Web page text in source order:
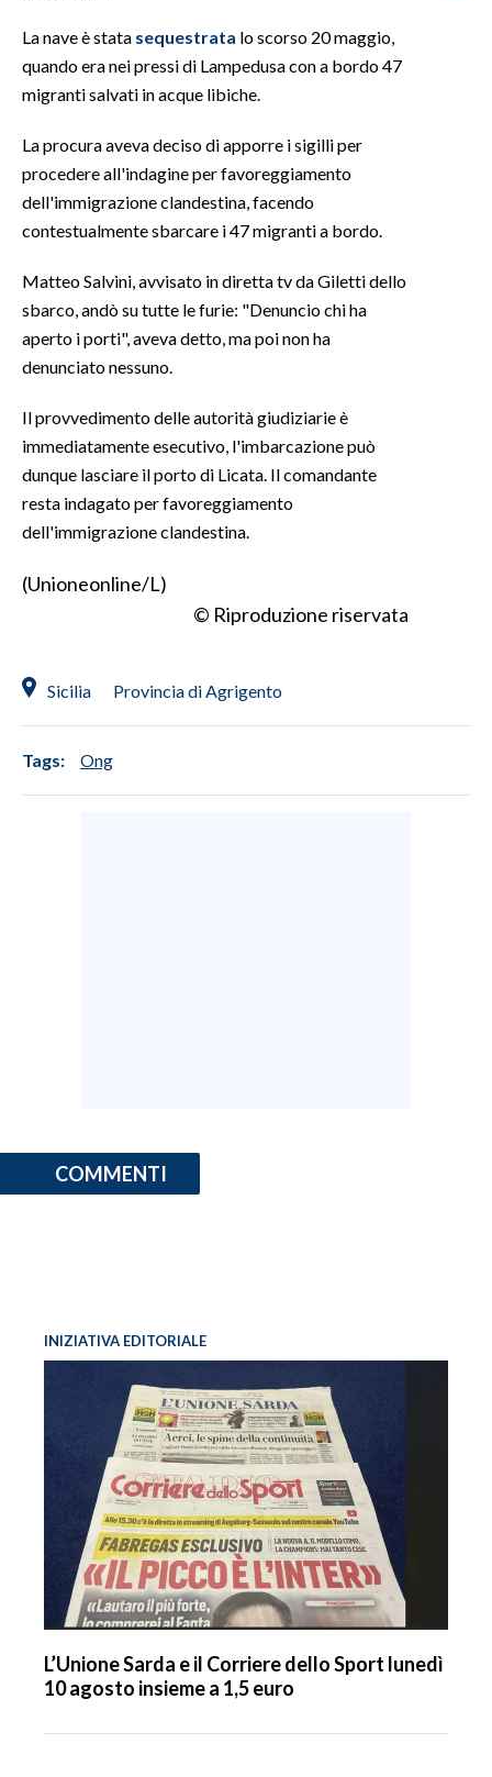
SARDI NEL MONDO
NOTIZIE
#CARAUNIONE
3 MINUTI CON
INSULARITÀ
INFO AZIENDE
ANNUNCI
NECROLOGI
PUBBLICITÀ
SPIAGGE
La nave è stata sequestrata lo scorso 20 maggio,
quando era nei pressi di Lampedusa con a bordo 47
migranti salvati in acque libiche.
La procura aveva deciso di apporre i sigilli per
procedere all'indagine per favoreggiamento
dell'immigrazione clandestina, facendo
contestualmente sbarcare i 47 migranti a bordo.
Matteo Salvini, avvisato in diretta tv da Giletti dello
sbarco, andò su tutte le furie: "Denuncio chi ha
aperto i porti", aveva detto, ma poi non ha
denunciato nessuno.
Il provvedimento delle autorità giudiziarie è
immediatamente esecutivo, l'imbarcazione può
dunque lasciare il porto di Licata. Il comandante
resta indagato per favoreggiamento
dell'immigrazione clandestina.
(Unioneonline/L)
© Riproduzione riservata
Sicilia Provincia di Agrigento
Tags: Ong
COMMENTI
INIZIATIVA EDITORIALE
L’Unione Sarda e il Corriere dello Sport lunedì
10 agosto insieme a 1,5 euro